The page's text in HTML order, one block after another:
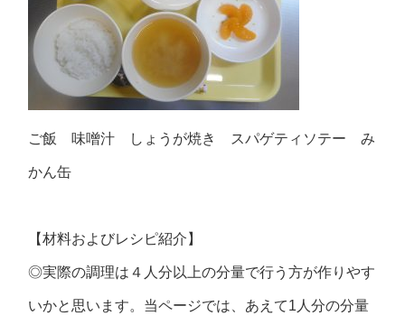
ご飯 味噌汁 しょうが焼き スパゲティソテー み
かん缶
【材料およびレシピ紹介】
◎実際の調理は４人分以上の分量で行う方が作りやす
いかと思います。当ページでは、あえて1人分の分量